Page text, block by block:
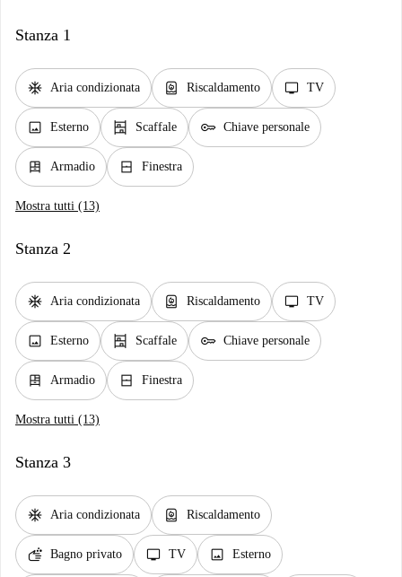
Stanza 1
ac_unit Aria condizionata water_heater Riscaldamento tv TV
image Esterno shelves Scaffale key Chiave personale
dresser Armadio window_closed Finestra
Mostra tutti (13)
Stanza 2
ac_unit Aria condizionata water_heater Riscaldamento tv TV
image Esterno shelves Scaffale key Chiave personale
dresser Armadio window_closed Finestra
Mostra tutti (13)
Stanza 3
ac_unit Aria condizionata water_heater Riscaldamento
soap Bagno privato tv TV image Esterno